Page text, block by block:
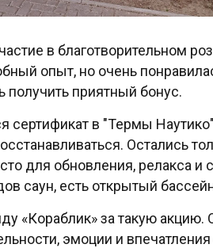
в благотворительном
опыт, но очень
получить приятный бонус.
сертификат в "Термы
Остались
для обновления, релакса
саун, есть открытый
«Кораблик» за такую
эмоции и